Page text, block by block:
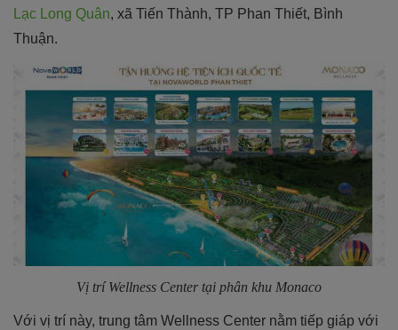
Lạc Long Quân, xã Tiến Thành, TP Phan Thiết, Bình
Thuận.
Vị trí Wellness Center tại phân khu Monaco
Với vị trí này, trung tâm Wellness Center nằm tiếp giáp với